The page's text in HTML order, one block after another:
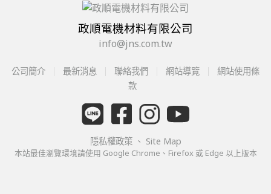
政順電機材料有限公司
info@jns.com.tw
公司簡介 最新消息 聯絡我們 網站導覽
網站使用條
款
隱私權政策 、 Site Map
本站最佳瀏覽環境請使用 Google Chrome、Firefox 或 Edge 以上版本